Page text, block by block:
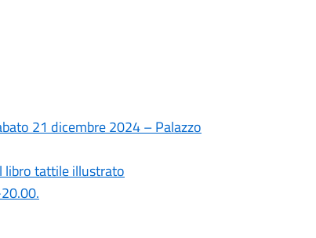
21 dicembre 2024 – Palazzo
libro tattile illustrato